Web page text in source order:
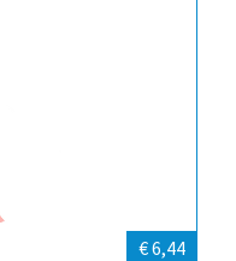
€ 6,44